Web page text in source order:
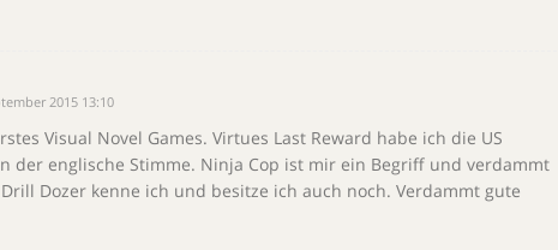
2015 13:10
Visual Novel Games. Virtues Last Reward habe ich die US
der englische Stimme. Ninja Cop ist mir ein Begriff und verdammt
Dozer kenne ich und besitze ich auch noch. Verdammt gute